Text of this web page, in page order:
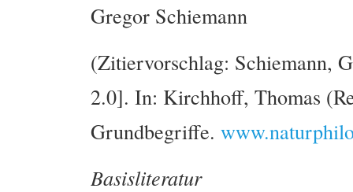
Gregor Schiemann
(Zitiervorschlag: Schiemann,
2.0]. In: Kirchhoff, Thomas
Grundbegriffe.
Basisliteratur